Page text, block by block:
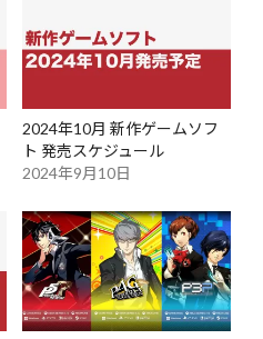
2024年10月 新作ゲームソフ
ト 発売スケジュール
2024年9月10日